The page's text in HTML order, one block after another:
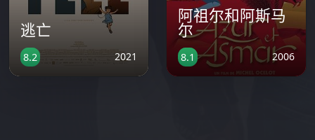
逃亡
8.2 2021
阿祖尔和阿斯马
尔
8.1 2006